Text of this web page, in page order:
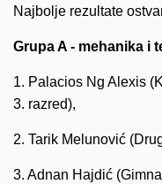
Najbolje rezultate
Grupa A - mehanika i
1. Palacios Ng Alexis
3. razred),
2. Tarik Melunović
3. Adnan Hajdić